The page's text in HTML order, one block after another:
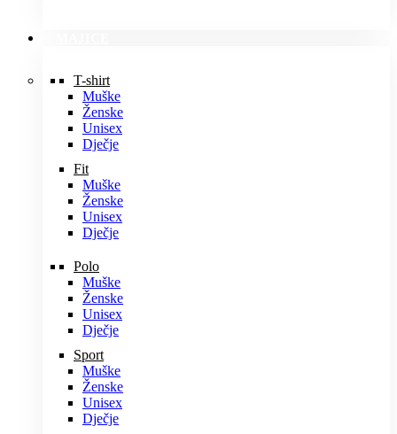
T-shirt
Muške
Ženske
Unisex
Dječje
Fit
Muške
Ženske
Unisex
Dječje
Polo
Muške
Ženske
Unisex
Dječje
Sport
Muške
Ženske
Unisex
Dječje